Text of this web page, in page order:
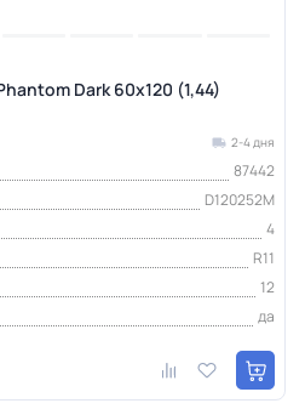
Dark 60x120 (1,44)
2-4 дня
87442
D120252M
4
R11
12
да